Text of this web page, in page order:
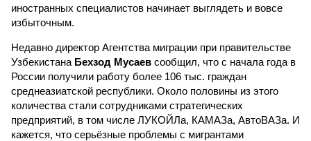
иностранных специалистов начинает выглядеть и вовсе
избыточным.
Недавно директор Агентства миграции при правительстве
Узбекистана Бехзод Мусаев сообщил, что с начала года в
России получили работу более 106 тыс. граждан
среднеазиатской республики. Около половины из этого
количества стали сотрудниками стратегических
предприятий, в том числе ЛУКОЙЛа, КАМАЗа, АвтоВАЗа. И
кажется, что серьёзные проблемы с мигрантами